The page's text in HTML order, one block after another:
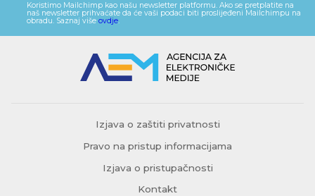
Koristimo Mailchimp kao našu newsletter platformu. Ako se pretplatite na
naš newsletter prihvaćate da će vaši podaci biti proslijeđeni Mailchimpu na
obradu. Saznaj više ovdje.
Izjava o zaštiti privatnosti
Pravo na pristup informacijama
Izjava o pristupačnosti
Kontakt